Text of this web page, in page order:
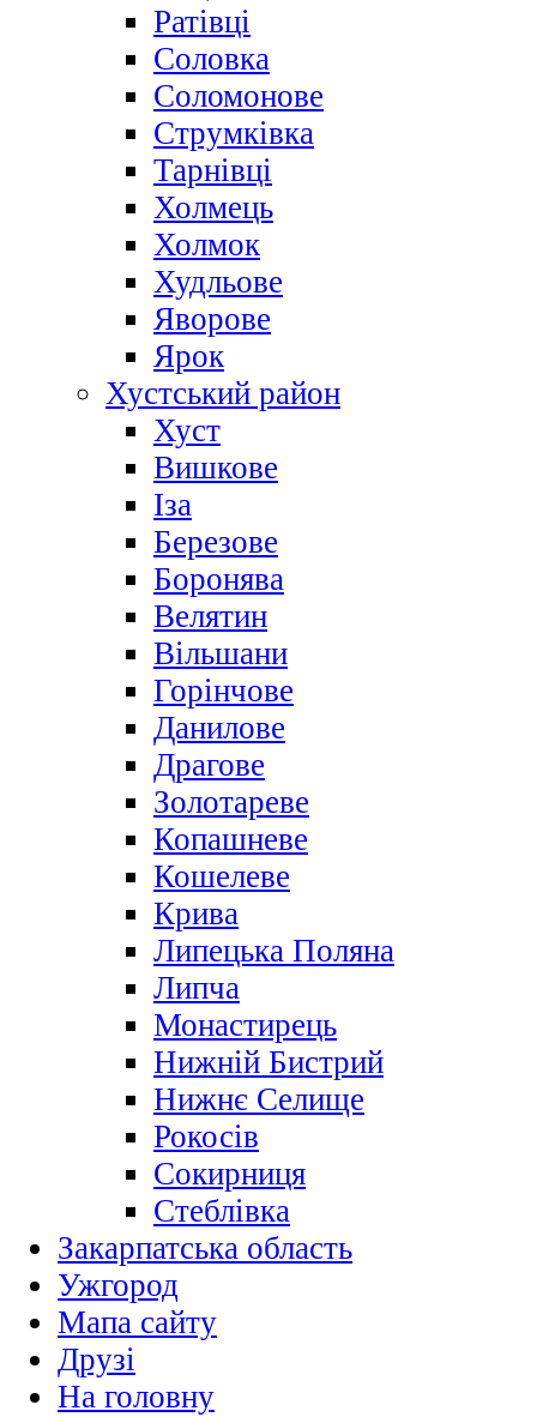
Ратівці
Соловка
Соломонове
Струмківка
Тарнівці
Холмець
Холмок
Худльове
Яворове
Ярок
Хустський район
Хуст
Вишкове
Іза
Березове
Боронява
Велятин
Вільшани
Горінчове
Данилове
Драгове
Золотареве
Копашневе
Кошелеве
Крива
Липецька Поляна
Липча
Монастирець
Нижній Бистрий
Нижнє Селище
Рокосів
Сокирниця
Стеблівка
Закарпатська область
Ужгород
Мапа сайту
Друзі
На головну